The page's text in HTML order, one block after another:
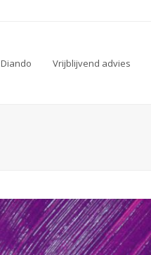
Diando Vrijblijvend advies